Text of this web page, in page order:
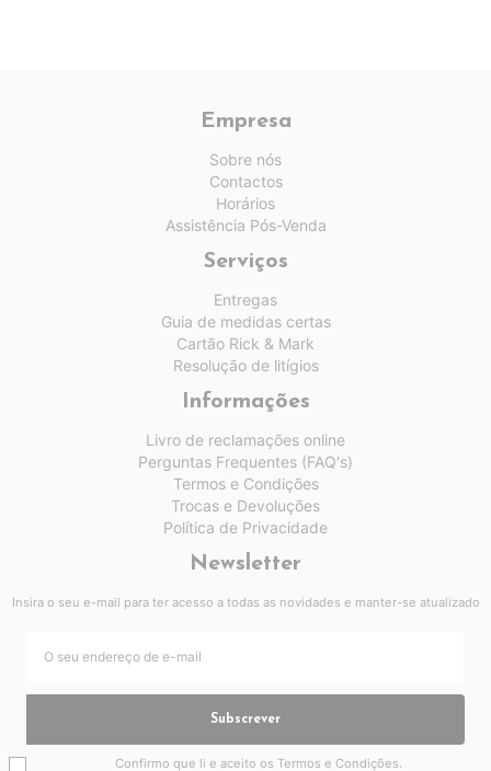
Empresa
Sobre nós
Contactos
Horários
Assistência Pós-Venda
Serviços
Entregas
Guia de medidas certas
Cartão Rick & Mark
Resolução de litígios
Informações
Livro de reclamações online
Perguntas Frequentes (FAQ's)
Termos e Condições
Trocas e Devoluções
Política de Privacidade
Newsletter
Insira o seu e-mail para ter acesso a todas as novidades e manter-se atualizado
Subscrever
Confirmo que li e aceito os Termos e Condições.